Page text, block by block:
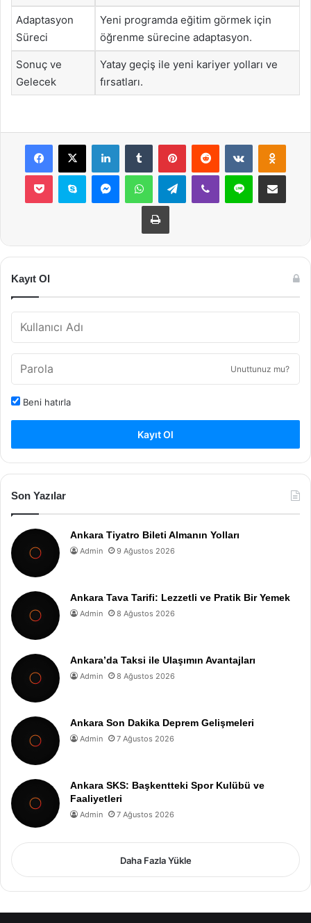
Adaptasyon
Süreci
Yeni programda eğitim görmek için
öğrenme sürecine adaptasyon.
Sonuç ve
Gelecek
Yatay geçiş ile yeni kariyer yolları ve
fırsatları.
Facebook
X LinkedInTumblr PinterestReddit VKontakte
Pocket Skype MessengerWhatsAppTelegramViber Line E-Posta ile
Yazdır
Kayıt Ol
Unuttunuz mu?
Beni hatırla
Kayıt Ol
Son Yazılar
Ankara Tiyatro Bileti Almanın Yolları
Admin 9 Ağustos 2026
Ankara Tava Tarifi: Lezzetli ve Pratik Bir Yemek
Admin 8 Ağustos 2026
Ankara’da Taksi ile Ulaşımın Avantajları
Admin 8 Ağustos 2026
Ankara Son Dakika Deprem Gelişmeleri
Admin 7 Ağustos 2026
Ankara SKS: Başkentteki Spor Kulübü ve
Faaliyetleri
Admin 7 Ağustos 2026
Daha Fazla Yükle